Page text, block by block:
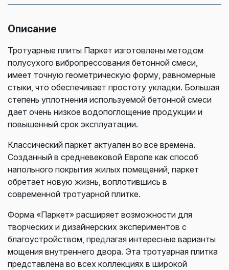
Описание
Тротуарные плиты Паркет изготовлены методом
полусухого вибропрессования бетонной смеси,
имеет точную геометрическую форму, равномерные
стыки, что обеспечивает простоту укладки. Большая
степень уплотнения используемой бетонной смеси
дает очень низкое водопоглощение продукции и
повышенный срок эксплуатации.
Классический паркет актуален во все времена.
Созданный в средневековой Европе как способ
напольного покрытия жилых помещений, паркет
обретает новую жизнь, воплотившись в
современной тротуарной плитке.
Форма «Паркет» расширяет возможности для
творческих и дизайнерских экспериментов с
благоустройством, предлагая интересные варианты
мощения внутреннего двора. Эта тротуарная плитка
представлена во всех коллекциях в широкой